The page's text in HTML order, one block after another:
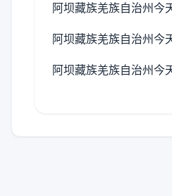
阿坝藏族羌族自治州今
阿坝藏族羌族自治州今
阿坝藏族羌族自治州今